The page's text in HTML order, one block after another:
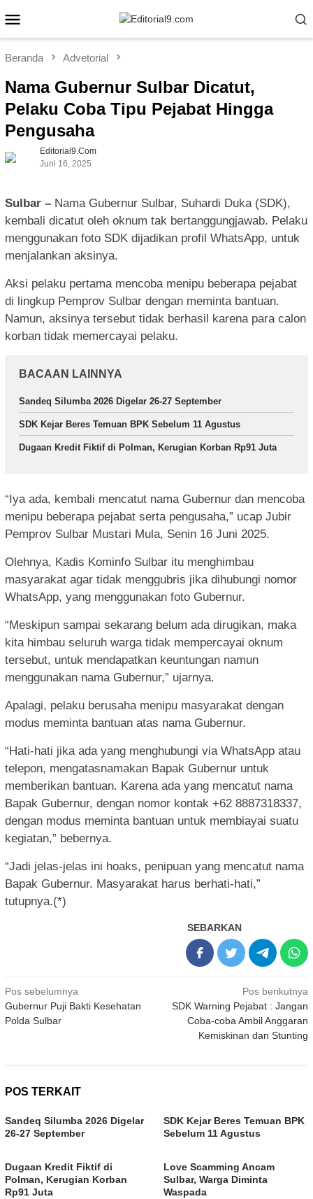
ke
kontenMobile
Beranda Advetorial
Nama Gubernur Sulbar Dicatut,
Pelaku Coba Tipu Pejabat Hingga
Pengusaha
Editorial9.com
Juni 16, 2025
Sulbar – Nama Gubernur Sulbar, Suhardi Duka (SDK),
kembali dicatut oleh oknum tak bertanggungjawab. Pelaku
menggunakan foto SDK dijadikan profil WhatsApp, untuk
menjalankan aksinya.
Aksi pelaku pertama mencoba menipu beberapa pejabat
di lingkup Pemprov Sulbar dengan meminta bantuan.
Namun, aksinya tersebut tidak berhasil karena para calon
korban tidak memercayai pelaku.
BACAAN LAINNYA
Sandeq Silumba 2026 Digelar 26-27 September
SDK Kejar Beres Temuan BPK Sebelum 11 Agustus
Dugaan Kredit Fiktif di Polman, Kerugian Korban Rp91 Juta
“Iya ada, kembali mencatut nama Gubernur dan mencoba
menipu beberapa pejabat serta pengusaha,” ucap Jubir
Pemprov Sulbar Mustari Mula, Senin 16 Juni 2025.
Olehnya, Kadis Kominfo Sulbar itu menghimbau
masyarakat agar tidak menggubris jika dihubungi nomor
WhatsApp, yang menggunakan foto Gubernur.
“Meskipun sampai sekarang belum ada dirugikan, maka
kita himbau seluruh warga tidak mempercayai oknum
tersebut, untuk mendapatkan keuntungan namun
menggunakan nama Gubernur,” ujarnya.
Apalagi, pelaku berusaha menipu masyarakat dengan
modus meminta bantuan atas nama Gubernur.
“Hati-hati jika ada yang menghubungi via WhatsApp atau
telepon, mengatasnamakan Bapak Gubernur untuk
memberikan bantuan. Karena ada yang mencatut nama
Bapak Gubernur, dengan nomor kontak +62 8887318337,
dengan modus meminta bantuan untuk membiayai suatu
kegiatan,” bebernya.
“Jadi jelas-jelas ini hoaks, penipuan yang mencatut nama
Bapak Gubernur. Masyarakat harus berhati-hati,”
tutupnya.(*)
SEBARKAN
Navigasi
pos
Pos sebelumnya
Gubernur Puji Bakti Kesehatan
Polda Sulbar
Pos berikutnya
SDK Warning Pejabat : Jangan
Coba-coba Ambil Anggaran
Kemiskinan dan Stunting
POS TERKAIT
Sandeq Silumba 2026 Digelar
26-27 September
SDK Kejar Beres Temuan BPK
Sebelum 11 Agustus
Dugaan Kredit Fiktif di
Polman, Kerugian Korban
Rp91 Juta
Love Scamming Ancam
Sulbar, Warga Diminta
Waspada